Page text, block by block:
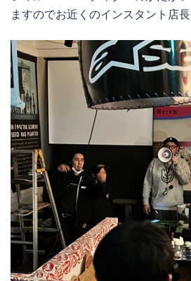
ますのでお近くのインスタント店